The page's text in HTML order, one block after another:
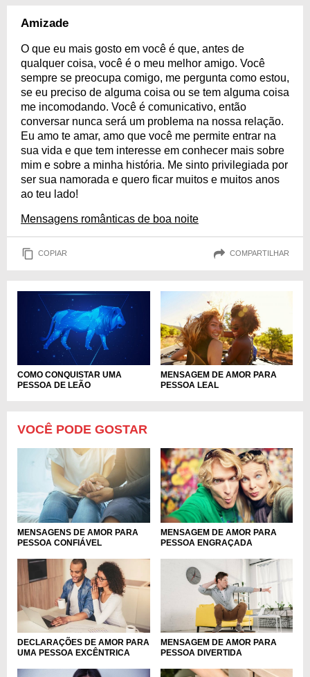
Amizade
O que eu mais gosto em você é que, antes de
qualquer coisa, você é o meu melhor amigo. Você
sempre se preocupa comigo, me pergunta como estou,
se eu preciso de alguma coisa ou se tem alguma coisa
me incomodando. Você é comunicativo, então
conversar nunca será um problema na nossa relação.
Eu amo te amar, amo que você me permite entrar na
sua vida e que tem interesse em conhecer mais sobre
mim e sobre a minha história. Me sinto privilegiada por
ser sua namorada e quero ficar muitos e muitos anos
ao teu lado!
Mensagens românticas de boa noite
COPIAR COMPARTILHAR
COMO CONQUISTAR UMA
PESSOA DE LEÃO
MENSAGEM DE AMOR PARA
PESSOA LEAL
VOCÊ PODE GOSTAR
MENSAGENS DE AMOR PARA
PESSOA CONFIÁVEL
MENSAGEM DE AMOR PARA
PESSOA ENGRAÇADA
DECLARAÇÕES DE AMOR PARA
UMA PESSOA EXCÊNTRICA
MENSAGEM DE AMOR PARA
PESSOA DIVERTIDA